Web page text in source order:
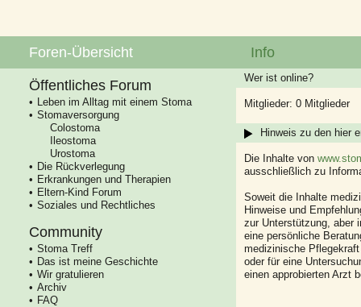
Foren-Übersicht
Öffentliches Forum
Leben im Alltag mit einem Stoma
Stomaversorgung
Colostoma
Ileostoma
Urostoma
Die Rückverlegung
Erkrankungen und Therapien
Eltern-Kind Forum
Soziales und Rechtliches
Community
Stoma Treff
Das ist meine Geschichte
Wir gratulieren
Archiv
FAQ
Info
Wer ist online?
Mitglieder: 0 Mitglieder
Hinweis zu den hier
Die Inhalte von
ausschließlich zu
Soweit die Inhalte
Hinweise und
zur Unterstützung, aber
eine persönliche
medizinische
oder für eine
einen approbierten Arzt